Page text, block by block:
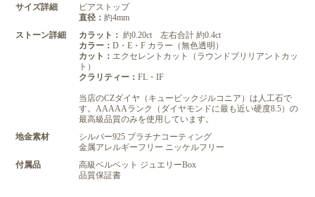
サイズ詳細
ピアストップ
直径：約4mm
ストーン詳細
カラット： 約0.20ct 左右合計 約0.4ct
カラー：D・E・F カラー（無色透明）
カット： エクセレントカット（ラウンドブリリアントカッ
ト）
クラリティー：FL・IF
当店のCZダイヤ（キュービックジルコニア）は人工石で
す。AAAAAランク（ダイヤモンドに最も近い硬度8.5）の
最高級品質のみを使用しています。
地金素材
シルバー925 プラチナコーティング
金属アレルギーフリー ニッケルフリー
付属品
高級ベルベット ジュエリーBox
品質保証書